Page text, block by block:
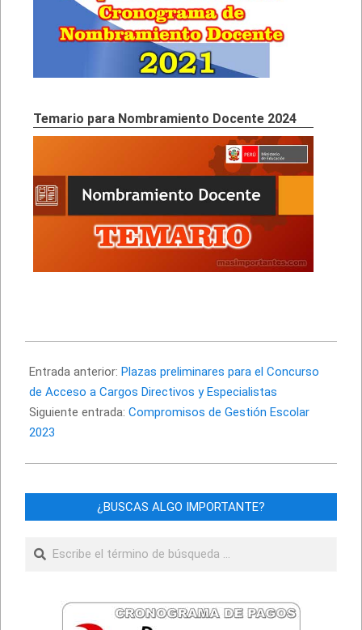
Temario para Nombramiento Docente 2024
01-
14
Entrada anterior: Plazas preliminares para el Concurso
de Acceso a Cargos Directivos y Especialistas
Siguiente entrada: Compromisos de Gestión Escolar
2023
¿BUSCAS ALGO IMPORTANTE?
Buscar